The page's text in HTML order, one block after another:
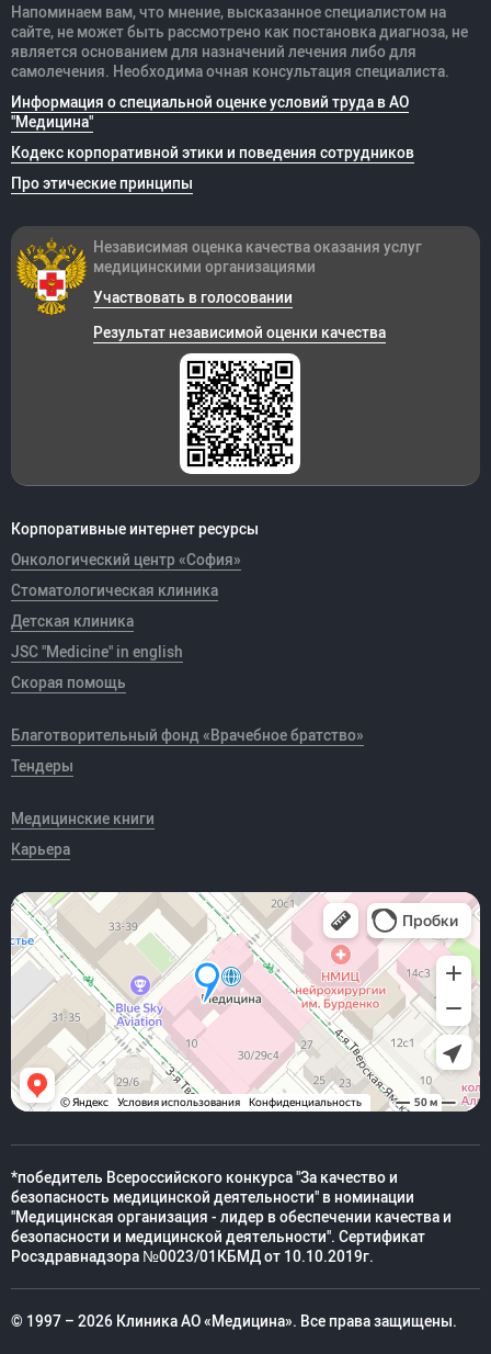
Напоминаем вам, что мнение, высказанное специалистом на
сайте, не может быть рассмотрено как постановка диагноза, не
является основанием для назначений лечения либо для
самолечения. Необходима очная консультация специалиста.
Информация о специальной оценке условий труда в АО
"Медицина"
Кодекс корпоративной этики и поведения сотрудников
Про этические принципы
Корпоративные интернет ресурсы
Онкологический центр «София»
Стоматологическая клиника
Детская клиника
JSC "Medicine" in english
Скорая помощь
Благотворительный фонд «Врачебное братство»
Тендеры
Медицинские книги
Карьера
Независимая оценка качества оказания услуг
медицинскими организациями
Участвовать в голосовании
Результат независимой оценки качества
*победитель Всероссийского конкурса "За качество и
безопасность медицинской деятельности" в номинации
"Медицинская организация - лидер в обеспечении качества и
безопасности и медицинской деятельности". Сертификат
Росздравнадзора №0023/01КБМД от 10.10.2019г.
© 1997 – 2026 Клиника АО «Медицина». Все права защищены.